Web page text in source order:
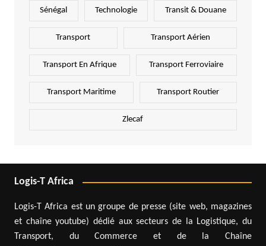
Sénégal Technologie Transit & Douane
Transport Transport Aérien
Transport En Afrique Transport Ferroviaire
Transport Maritime Transport Routier
Zlecaf
Logis-T Africa
Logis-T Africa est un groupe de presse (site web, magazines
et chaîne youtube) dédié aux secteurs de la Logistique, du
Transport, du Commerce et de la Chaîne